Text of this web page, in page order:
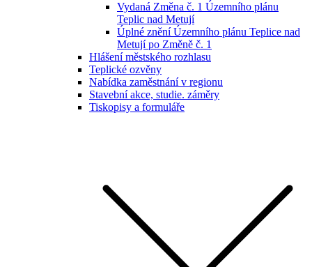
Vydaná Změna č. 1 Územního plánu
Teplic nad Metují
Úplné znění Územního plánu Teplice nad
Metují po Změně č. 1
Hlášení městského rozhlasu
Teplické ozvěny
Nabídka zaměstnání v regionu
Stavební akce, studie. záměry
Tiskopisy a formuláře